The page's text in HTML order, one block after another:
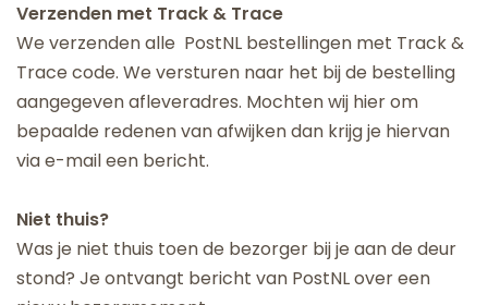
Verzenden met Track & Trace
We verzenden alle PostNL bestellingen met Track &
Trace code. We versturen naar het bij de bestelling
aangegeven afleveradres. Mochten wij hier om
bepaalde redenen van afwijken dan krijg je hiervan
via e-mail een bericht.
Niet thuis?
Was je niet thuis toen de bezorger bij je aan de deur
stond? Je ontvangt bericht van PostNL over een